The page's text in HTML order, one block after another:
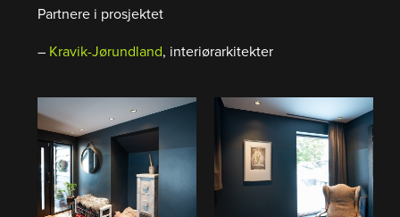
Partnere i prosjektet
– Kravik-Jørundland, interiørarkitekter